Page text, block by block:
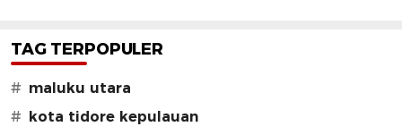
TAG TERPOPULER
# maluku utara
# kota tidore kepulauan